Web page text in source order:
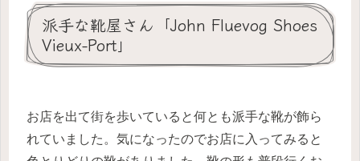
派手な靴屋さん「John Fluevog Shoes
Vieux-Port」
お店を出て街を歩いていると何とも派手な靴が飾ら
れていました。気になったのでお店に入ってみると